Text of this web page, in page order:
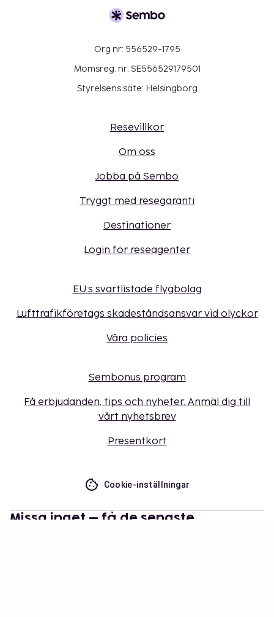
Org nr: 556529-1795
Momsreg. nr: SE556529179501
Styrelsens säte: Helsingborg
Resevillkor
Om oss
Jobba på Sembo
Tryggt med resegaranti
Destinationer
Login för reseagenter
EU:s svartlistade flygbolag
Lufttrafikföretags skadeståndsansvar vid olyckor
Våra policies
Sembonus program
Få erbjudanden, tips och nyheter. Anmäl dig till
vårt nyhetsbrev
Presentkort
Cookie-inställningar
Missa inget – få de senaste